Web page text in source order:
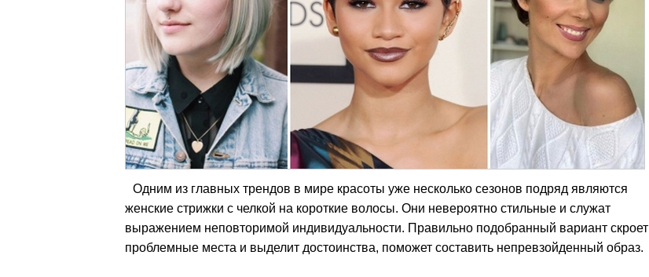
Одним из главных трендов в мире красоты уже несколько сезонов подряд являются
женские стрижки с челкой на короткие волосы. Они невероятно стильные и служат
выражением неповторимой индивидуальности. Правильно подобранный вариант скроет
проблемные места и выделит достоинства, поможет составить непревзойденный образ.